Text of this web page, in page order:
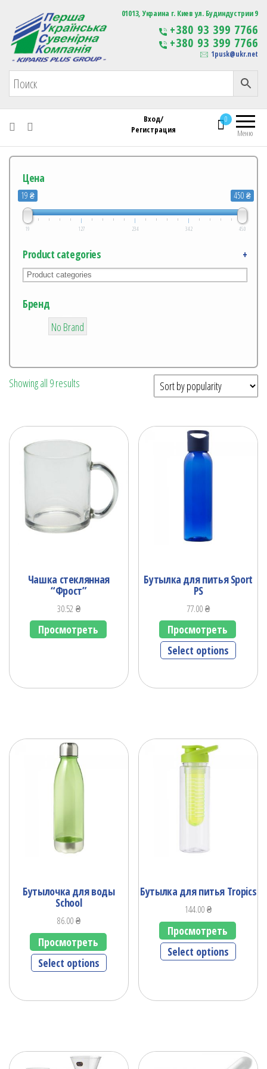
Первая Украинская Сувенирная Компания Изготовление
сувенирной продукции
с логотипом
01013, Украина г. Киев ул. Будиндустрии 9
+380 93 399 7766
+380 93 399 7766
1pusk@ukr.net
Меню
0
Вход/
Регистрация
Цена
19 ₴ 450 ₴
19 127 234 342 450
Product categories +
Бренд
6
No Brand
Showing all 9 results
Чашка стеклянная
“Фрост”
30.52 ₴
Просмотреть
Бутылка для питья Sport
PS
77.00₴
Просмотреть
Select options
Бутылочка для воды
School
86.00₴
Просмотреть
Select options
Бутылка для питья Tropics
144.00₴
Просмотреть
Select options